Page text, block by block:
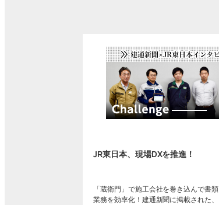
JR東日本、現場DXを推進！
「蔵衛門」で施工会社を巻き込んで書類
業務を効率化！建通新聞に掲載された、